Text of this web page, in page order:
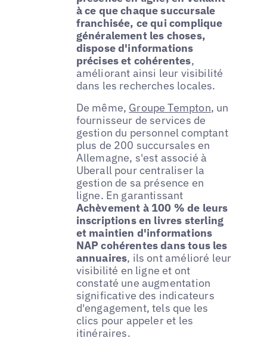
à ce que chaque succursale
franchisée, ce qui complique
généralement les choses,
dispose d'informations
précises et cohérentes,
améliorant ainsi leur visibilité
dans les recherches locales.
De même, Groupe Tempton, un
fournisseur de services de
gestion du personnel comptant
plus de 200 succursales en
Allemagne, s'est associé à
Uberall pour centraliser la
gestion de sa présence en
ligne. En garantissant
Achèvement à 100 % de leurs
inscriptions en livres sterling
et maintien d'informations
NAP cohérentes dans tous les
annuaires, ils ont amélioré leur
visibilité en ligne et ont
constaté une augmentation
significative des indicateurs
d'engagement, tels que les
clics pour appeler et les
itinéraires.